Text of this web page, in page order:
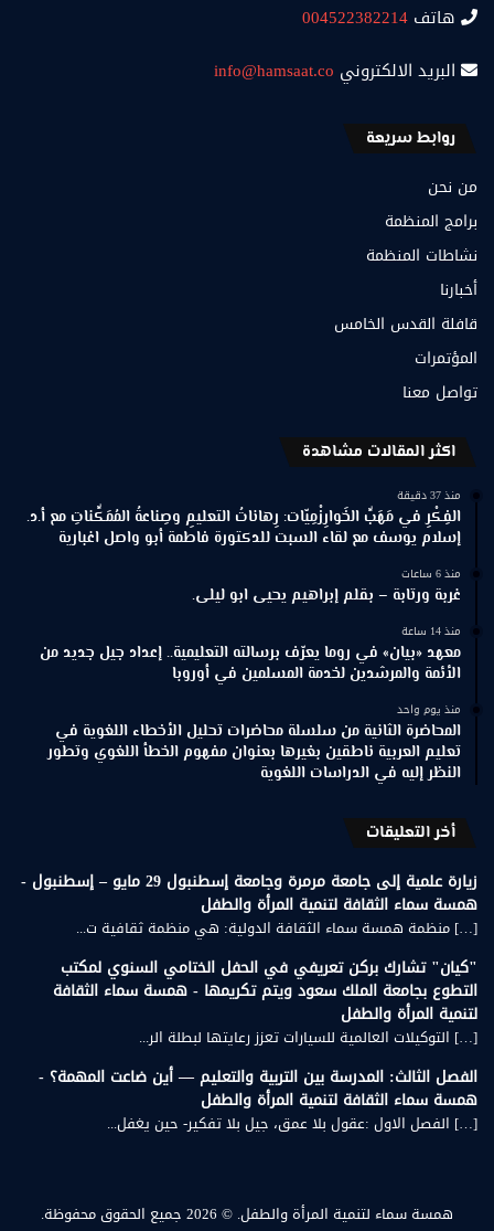
هاتف 004522382214
البريد الالكتروني info@hamsaat.co
روابط سريعة
من نحن
برامج المنظمة
نشاطات المنظمة
أخبارنا
قافلة القدس الخامس
المؤتمرات
تواصل معنا
اكثر المقالات مشاهدة
منذ 37 دقيقة
الفِكْرِ في مَهَبِّ الخَوارِزْمِيّات: رِهاناتُ التعليمِ وصِناعةُ المُمَكِّناتِ مع أ.د.
إسلام يوسف مع لقاء السبت للدكتورة فاطمة أبو واصل اغبارية
منذ 6 ساعات
غربة ورتابة – بقلم إبراهيم يحيى ابو ليلى.
منذ 14 ساعة
معهد «بيان» في روما يعرّف برسالته التعليمية.. إعداد جيل جديد من
الأئمة والمرشدين لخدمة المسلمين في أوروبا
منذ يوم واحد
المحاضرة الثانية من سلسلة محاضرات تحليل الأخطاء اللغوية في
تعليم العربية ناطقين بغيرها بعنوان مفهوم الخطأ اللغوي وتطور
النظر إليه في الدراسات اللغوية
أخر التعليقات
زيارة علمية إلى جامعة مرمرة وجامعة إسطنبول 29 مايو – إسطنبول -
همسة سماء الثقافة لتنمية المرأة والطفل
[…] منظمة همسة سماء الثقافة الدولية: هي منظمة ثقافية ت...
"كيان" تشارك بركن تعريفي في الحفل الختامي السنوي لمكتب
التطوع بجامعة الملك سعود ويتم تكريمها - همسة سماء الثقافة
لتنمية المرأة والطفل
[…] التوكيلات العالمية للسيارات تعزز رعايتها لبطلة الر...
الفصل الثالث: المدرسة بين التربية والتعليم — أين ضاعت المهمة؟ -
همسة سماء الثقافة لتنمية المرأة والطفل
[…] الفصل الاول :عقول بلا عمق، جيل بلا تفكير- حين يغفل...
همسة سماء لتنمية المرأة والطفل. © 2026 جميع الحقوق محفوظة.